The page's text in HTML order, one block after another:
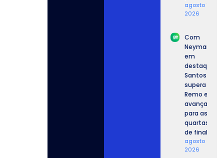
agosto 7,
2026
Com
Neymar
em
destaque,
Santos
supera o
Remo e
avança
para as
quartas
de final.
agosto 6,
2026